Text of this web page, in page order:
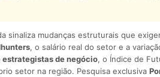
sinaliza mudanças estruturais que
, o salário real do setor e a
estrategistas de negócio, o Índice de
setor na região. Pesquisa exclusiva